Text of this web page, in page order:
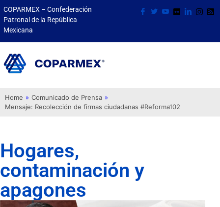
COPARMEX – Confederación
Patronal de la República
Mexicana
Home » Comunicado de Prensa »
Mensaje: Recolección de firmas ciudadanas #Reforma102
Hogares,
contaminación y
apagones